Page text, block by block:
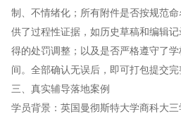
制、不情绪化；所有附件是否按规范
供了过程性证据，如历史草稿和编辑
得的处罚调整；以及是否严格遵守了
间。全部确认无误后，即可打包提交完
三、真实辅导落地案例
学员背景：英国曼彻斯特大学商科大